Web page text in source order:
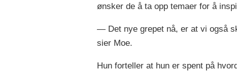
ønsker de å ta opp temaer for å
— Det nye grepet nå, er at vi også
sier Moe.
Hun forteller at hun er spent på